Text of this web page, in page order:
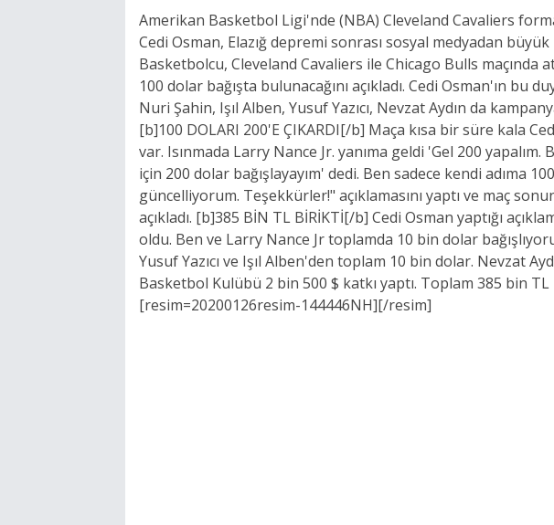
Amerikan Basketbol Ligi'nde (NBA) Cleveland Cavaliers
Cedi Osman, Elazığ depremi sonrası sosyal medyadan
Basketbolcu, Cleveland Cavaliers ile Chicago Bulls maçında
100 dolar bağışta bulunacağını açıkladı. Cedi Osman'ın bu
Nuri Şahin, Işıl Alben, Yusuf Yazıcı, Nevzat Aydın da
[b]100 DOLARI 200'E ÇIKARDI[/b] Maça kısa bir süre kala
var. Isınmada Larry Nance Jr. yanıma geldi 'Gel 200 yapalım.
için 200 dolar bağışlayayım' dedi. Ben sadece kendi adıma
güncelliyorum. Teşekkürler!" açıklamasını yaptı ve maç
açıkladı. [b]385 BİN TL BİRİKTİ[/b] Cedi Osman yaptığı
oldu. Ben ve Larry Nance Jr toplamda 10 bin dolar
Yusuf Yazıcı ve Işıl Alben'den toplam 10 bin dolar. Nevzat
Basketbol Kulübü 2 bin 500 $ katkı yaptı. Toplam 385 bin
[resim=20200126resim-144446NH][/resim]